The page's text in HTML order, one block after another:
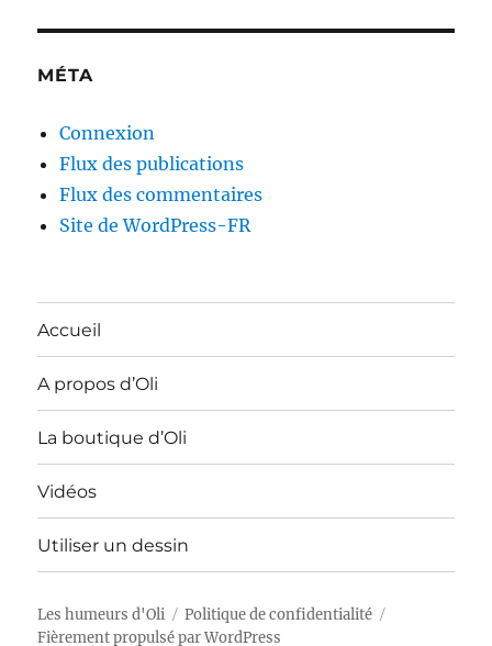
MÉTA
Connexion
Flux des publications
Flux des commentaires
Site de WordPress-FR
Accueil
A propos d’Oli
La boutique d’Oli
Vidéos
Utiliser un dessin
Les humeurs d'Oli
Politique de confidentialité
Fièrement propulsé par WordPress